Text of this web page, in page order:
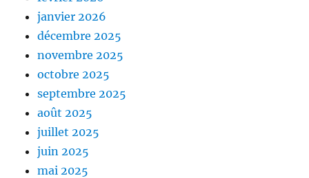
janvier 2026
décembre 2025
novembre 2025
octobre 2025
septembre 2025
août 2025
juillet 2025
juin 2025
mai 2025